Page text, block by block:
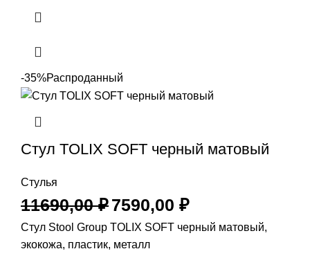
-35%Распроданный
Стул TOLIX SOFT черный матовый
Стулья
11690,00₽7590,00 ₽
Стул Stool Group TOLIX SOFT черный матовый,
экокожа, пластик, металл